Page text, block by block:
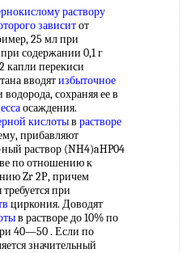
раствору
зависитот
25 мл при
содержании 0,1 г
капли перекиси
вводятизбыточное
сохраняя ее в
осаждения.
кислотыв растворе
прибавляют
раствор (NH4)aHP04
по отношению к
Zr 2Р, причем
требуется при
циркония. Доводят
в растворе до 10% по
40—50 . Если по
значительный